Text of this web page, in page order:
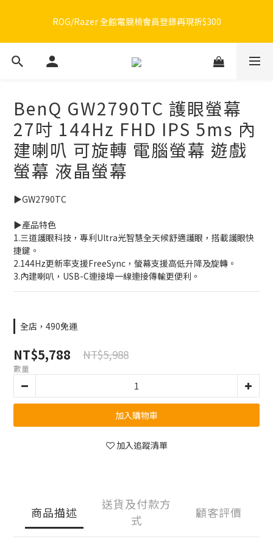
300
🔥品牌限定滿額折🔥ROG周邊滿1500折100 / 2500折200 / 3000折
BenQ GW2790TC 護眼螢幕
27吋 144Hz FHD IPS 5ms 內
建喇叭 可旋轉 電腦螢幕 遊戲
螢幕 液晶螢幕
▶️GW2790TC
▶️產品特色
1.三道護眼科技，專利Ultra光智慧全天候舒適護眼，搭載護眼快
捷鍵。
2.144Hz更新率支援FreeSync，螢幕支援高低升降及旋轉。
3.內建喇叭，USB-C連接埠一線連接傳輸更便利。
全店，490免運
NT$5,788 NT$5,988
數量
加入購物車
加入追蹤清單
商品描述
送貨及付款方
式
顧客評價